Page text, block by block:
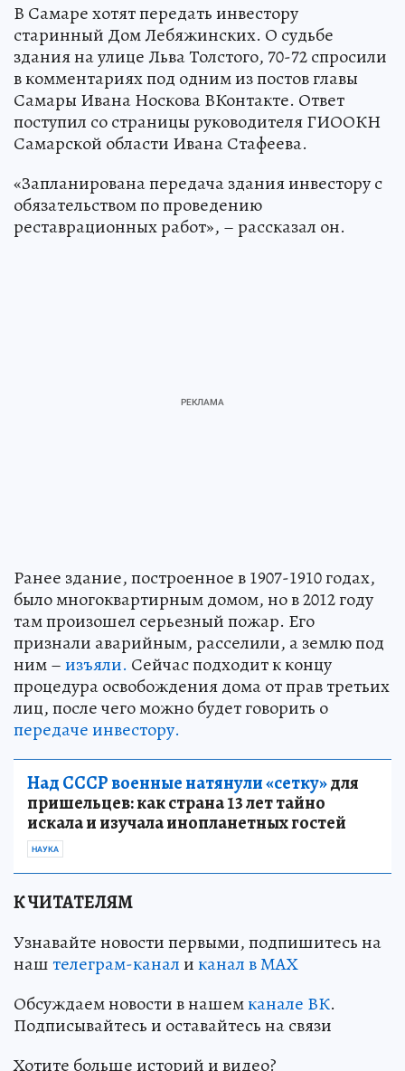
В Самаре хотят передать инвестору
старинный Дом Лебяжинских. О судьбе
здания на улице Льва Толстого, 70-72 спросили
в комментариях под одним из постов главы
Самары Ивана Носкова ВКонтакте. Ответ
поступил со страницы руководителя ГИООКН
Самарской области Ивана Стафеева.
«Запланирована передача здания инвестору с
обязательством по проведению
реставрационных работ», – рассказал он.
Ранее здание, построенное в 1907-1910 годах,
было многоквартирным домом, но в 2012 году
там произошел серьезный пожар. Его
признали аварийным, расселили, а землю под
ним –изъяли. Сейчас подходит к концу
процедура освобождения дома от прав третьих
лиц, после чего можно будет говорить о
передаче инвестору.
Над СССР военные натянули «сетку»для
пришельцев: как страна 13 лет тайно
искала и изучала инопланетных гостей
НАУКА
К ЧИТАТЕЛЯМ
Узнавайте новости первыми, подпишитесь на
наштелеграм-каналиканал в МАХ
Обсуждаем новости в нашемканале ВК.
Подписывайтесь и оставайтесь на связи
Хотите больше историй и видео?